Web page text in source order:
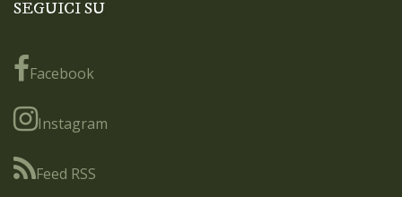
SEGUICI SU
Facebook
Instagram
Feed RSS